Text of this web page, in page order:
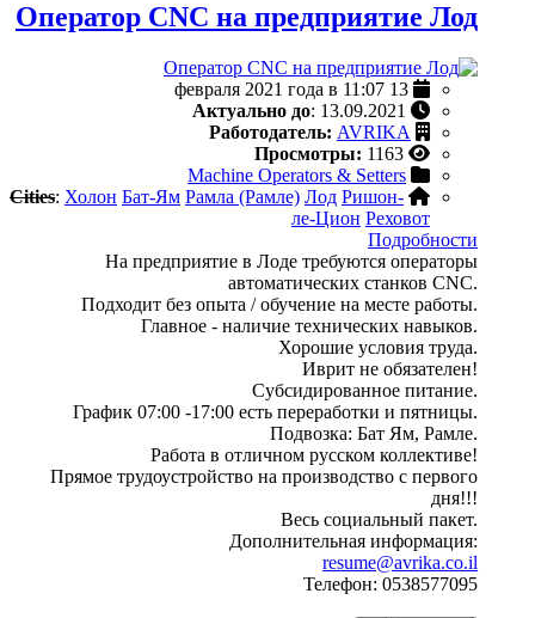
Оператор CNC на предприятие Лод
Актуально до: 13.09.2021
Работодатель: AVRIKA
Просмотры: 1163
Machine Operators & Setters
Cities: Холон Бат-Ям Рамла (Рамле) Лод Ришон-
ле-Цион Реховот
Подробности
На предприятие в Лоде требуются операторы
автоматических станков CNC.
Подходит без опыта / обучение на месте работы.
Главное - наличие технических навыков.
Хорошие условия труда.
Иврит не обязателен!
Субсидированное питание.
График 07:00 -17:00 есть переработки и пятницы.
Подвозка: Бат Ям, Рамле.
Работа в отличном русском коллективе!
Прямое трудоустройство на производство с первого
дня!!!
Весь социальный пакет.
Дополнительная информация:
resume@avrika.co.il
Телефон: 0538577095